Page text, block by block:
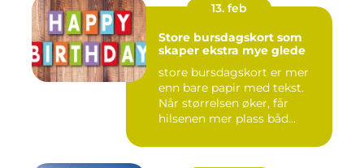
13. feb
Store bursdagskort som
skaper ekstra mye glede
store bursdagskort er mer
enn bare papir med tekst.
Når størrelsen øker, får
hilsenen mer plass båd...